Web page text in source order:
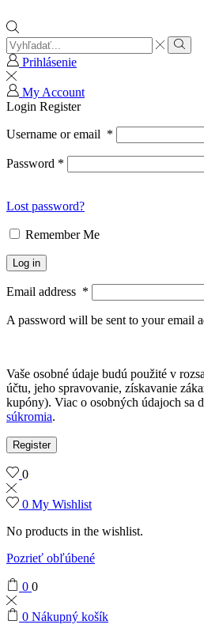
Search
inputPrihlásenie
My Account
Login Register
Username or email *
Password *
Lost password?
Remember Me
Log in
Email address *
A password will be sent to your email
Vaše osobné údaje budú použité v
účtu, jeho spravovanie, získavanie
kupóny). Viac o osobných údajoch sa
súkromia.
Register
0
0 My Wishlist
No products in the wishlist.
Pozrieť obľúbené
0 0
0 Nákupný košík